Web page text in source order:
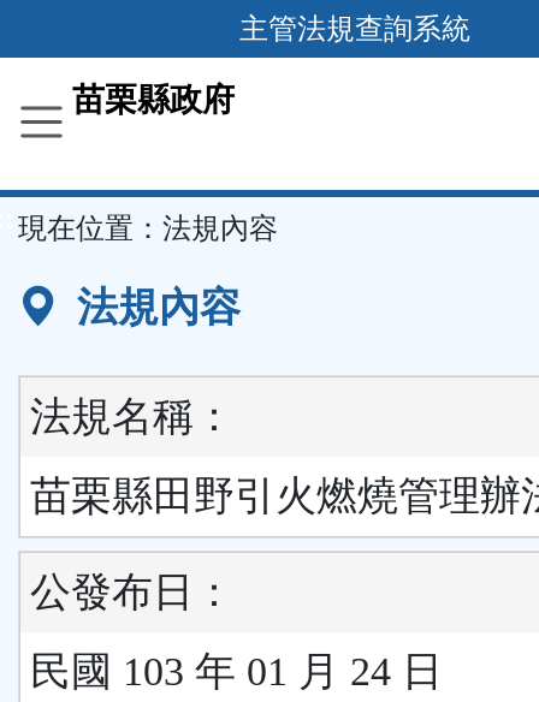
到
要
容
區
主管法規查詢系統
苗栗縣政府
現在位置： 法規內容
法規內容
法規名稱：
苗栗縣田野引火燃燒管理辦
公發布日：
民國 103 年 01 月 24 日